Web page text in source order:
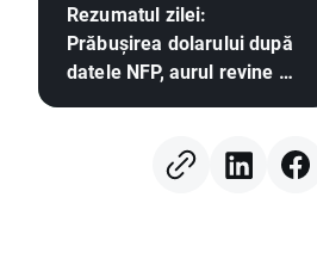
Rezumatul zilei:
Prăbușirea dolarului după
datele NFP, aurul revine pe